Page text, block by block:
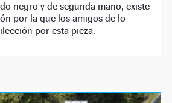
negro y de segunda mano, existe
por la que los amigos de lo
por esta pieza.